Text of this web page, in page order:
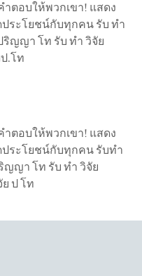
ตอบให้พวกเขา! แสดง
ระโยชน์กับทุกคน รับ ทำ
ริญญา โท รับ ทำ วิจัย
.โท
ตอบให้พวกเขา! แสดง
ระโยชน์กับทุกคน รับทำ
ญญา โท รับ ทำ วิจัย
ป โท